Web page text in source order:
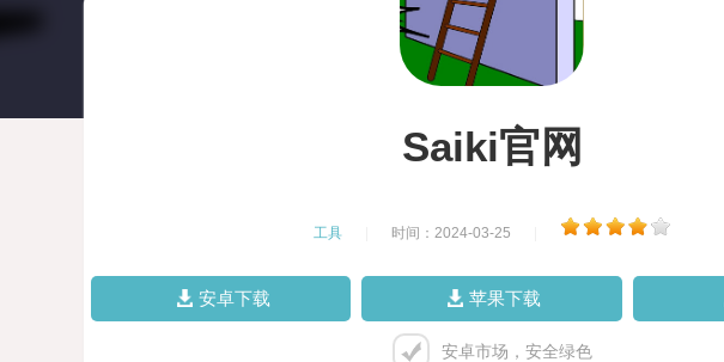
Saiki官网
工具 时间：2024-03-25
安卓下载 苹果下载
安卓市场，安全绿色